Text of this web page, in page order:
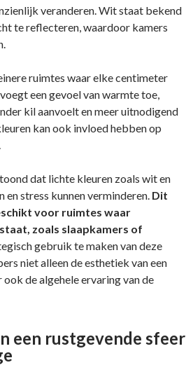
veranderen. Wit staat bekend
te reflecteren, waardoor kamers
ruimtes waar elke centimeter
een gevoel van warmte toe,
kil aanvoelt en meer uitnodigend
kan ook invloed hebben op
dat lichte kleuren zoals wit en
stress kunnen verminderen. Dit
voor ruimtes waar
zoals slaapkamers of
gebruik te maken van deze
niet alleen de esthetiek van een
de algehele ervaring van de
een rustgevende sfeer